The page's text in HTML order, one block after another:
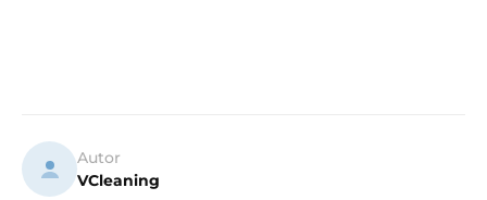
Autor
VCleaning